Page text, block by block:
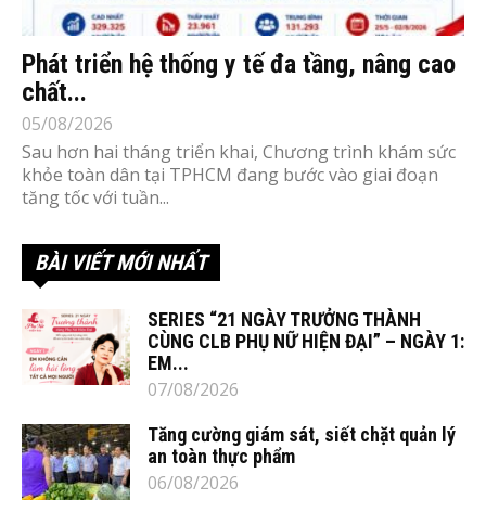
Phát triển hệ thống y tế đa tầng, nâng cao
chất...
05/08/2026
Sau hơn hai tháng triển khai, Chương trình khám sức
khỏe toàn dân tại TPHCM đang bước vào giai đoạn
tăng tốc với tuần...
BÀI VIẾT MỚI NHẤT
SERIES “21 NGÀY TRƯỞNG THÀNH
CÙNG CLB PHỤ NỮ HIỆN ĐẠI” – NGÀY 1:
EM...
07/08/2026
Tăng cường giám sát, siết chặt quản lý
an toàn thực phẩm
06/08/2026